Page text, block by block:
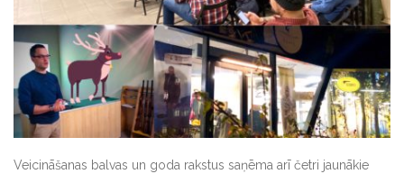
Veicināšanas balvas un goda rakstus saņēma arī četri jaunākie